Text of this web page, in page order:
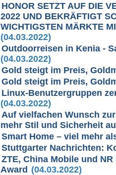
HONOR SETZT AUF DIE
2022 UND BEKRÄFTIGT
WICHTIGSTEN MÄRKTE
(04.03.2022)
Outdoorreisen in Kenia -
(04.03.2022)
Gold steigt im Preis,
Gold steigt im Preis,
Linux-Benutzergruppen
(04.03.2022)
Auf vielfachen Wunsch
mehr Stil und Sicherheit
Smart Home – viel mehr
Stuttgarter Nachrichten:
ZTE, China Mobile und
Award (04.03.2022)